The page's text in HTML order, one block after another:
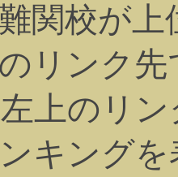
難関校が
リンク
上のリ
キング